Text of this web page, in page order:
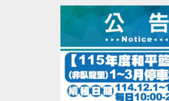
大安運動中心一樓櫃台辦理。
中籤者不得轉讓給他人，且須本
行照、駕照、押金、費用
(僅收現金)辦理（缺一不可），
龍里視同放棄。
戶籍地非臥龍里請勿投籤，投籤